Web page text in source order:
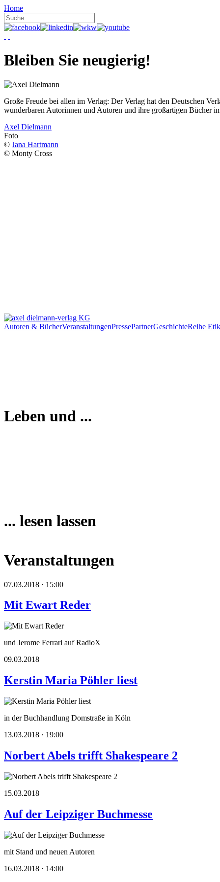
Home
Bleiben Sie neugierig!
Große Freude bei allen im Verlag: Der Verlag hat den Deutschen
wunderbaren Autorinnen und Autoren und ihre großartigen
Axel Dielmann
Foto
© Jana Hartmann
© Monty Cross
Autoren & BücherVeranstaltungenPressePartnerGeschichteReihe
Leben und ...
... lesen lassen
Veranstaltungen
07.03.2018 · 15:00
Mit Ewart Reder
und Jerome Ferrari auf RadioX
09.03.2018
Kerstin Maria Pöhler liest
in der Buchhandlung Domstraße in Köln
13.03.2018 · 19:00
Norbert Abels trifft Shakespeare 2
15.03.2018
Auf der Leipziger Buchmesse
mit Stand und neuen Autoren
16.03.2018 · 14:00